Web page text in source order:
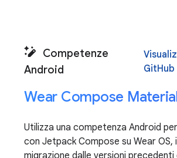
Competenze
Android
GitHub
Wear Compose
Utilizza una competenza Android
con Jetpack Compose su Wear OS,
migrazione dalle versioni precedenti